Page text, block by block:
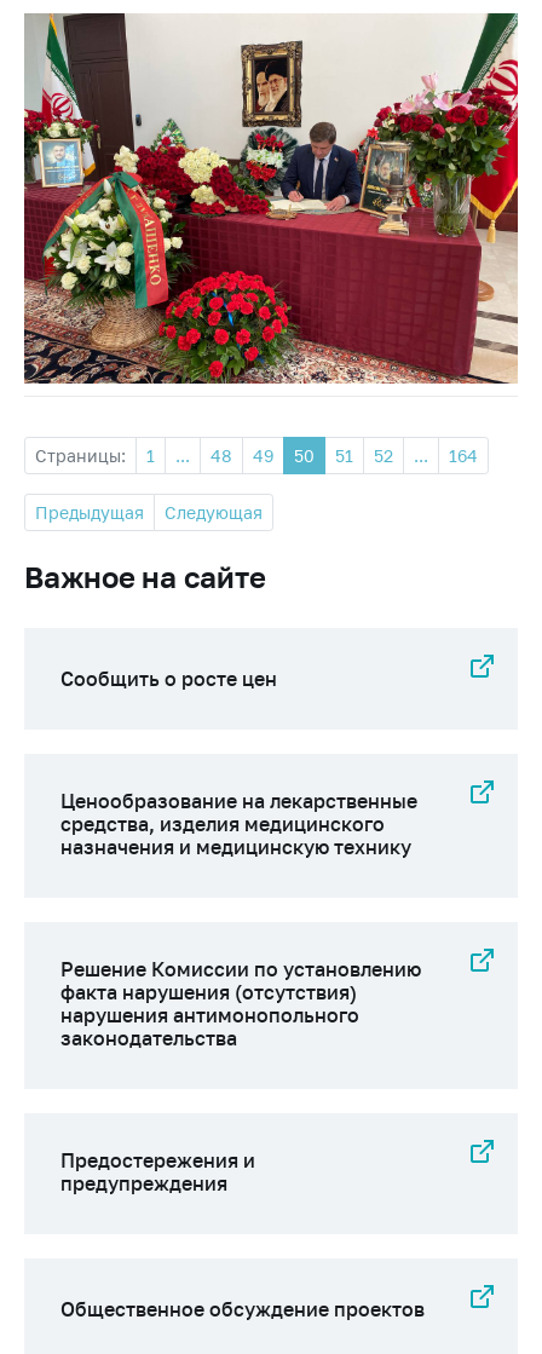
Страницы: 1 ... 48 49 50 51 52 ... 164
Предыдущая Следующая
Важное на сайте
Сообщить о росте цен
Ценообразование на лекарственные
средства, изделия медицинского
назначения и медицинскую технику
Решение Комиссии по установлению
факта нарушения (отсутствия)
нарушения антимонопольного
законодательства
Предостережения и
предупреждения
Общественное обсуждение проектов